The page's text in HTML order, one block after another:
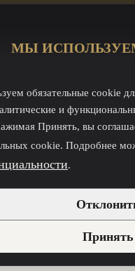
МЫ
обязательные cookie
и
Принять, вы
cookie. Подробнее
.
Принять